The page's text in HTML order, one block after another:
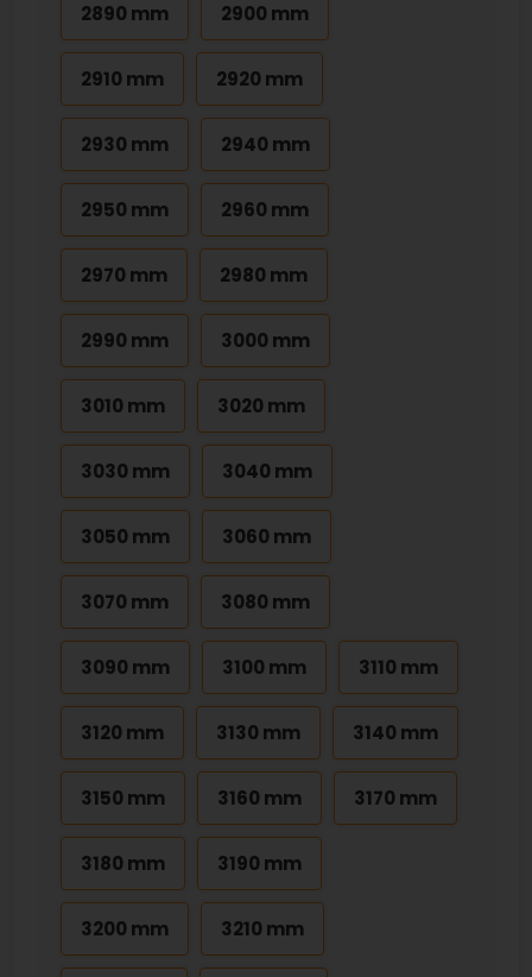
2890 mm 2900 mm
2910 mm 2920 mm
2930 mm 2940 mm
2950 mm 2960 mm
2970 mm 2980 mm
2990 mm 3000 mm
3010 mm 3020 mm
3030 mm 3040 mm
3050 mm 3060 mm
3070 mm 3080 mm
3090 mm 3100 mm 3110 mm
3120 mm 3130 mm 3140 mm
3150 mm 3160 mm 3170 mm
3180 mm 3190 mm
3200 mm 3210 mm